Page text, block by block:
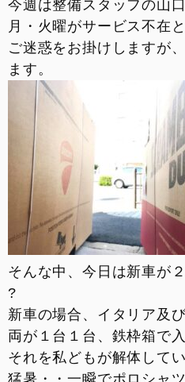
販売情報
お支払いシミュレーション
コンフィギュレーター
お問い合わせ
今週は整備スタッフの山
月・火曜がサービス不在
ご迷惑をお掛けしますが
ます。
そんな中、今日は新車が
?
新車の場合、イタリア及
両が１台１台、鉄枠箱で
それを私どもが解体して
猛暑・・一瞬でポロシャ